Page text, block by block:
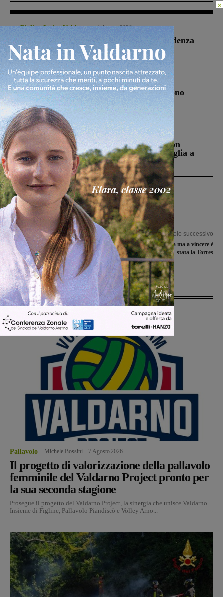
Figline Incisa Valdarno 1 Agosto 2026
Piscina di Figline finanziata oltre la scadenza
Pnrr, il gruppo di Fratelli d’Italia: “Un
ringraziamento al Governo”
Cronaca 4 Agosto 2026
Un anno fa la strage in A1 in cui morirono
Gianni, Giulia e Franco. Lo schianto, il
processo, lo stop ai sorpassi fra tir....
Cronaca 3 Agosto 2026
Scomparso da una struttura di Castiglion
Fiorentino l’uomo che aveva ucciso la figlia a
Levane nel 2020
Articolo precedente
Gare dal peso specifico non
trascurabile per il Terranuova
Traiana e per la Sangiovannese
Articolo successivo
Il Montevarchi lotta ma a vincere è
stata la Torres
Ultime Notizie
Pallavolo Michele Bossini 7 Agosto 2026
Il progetto di valorizzazione della pallavolo
femminile del Valdarno Project pronto per
la sua seconda stagione
Prosegue il progetto del Valdarno Project, la sinergia che unisce Valdarno
Insieme di Figline, Pallavolo Piandiscò e Volley Arno...
×